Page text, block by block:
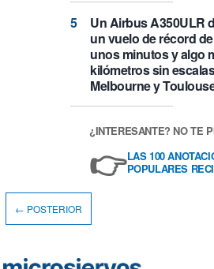
Un Airbus A350ULR
un vuelo de récord
unos minutos y algo
kilómetros sin
Melbourne y
¿INTERESANTE? NO TE
👉LAS 100
POPULARES
← POSTERIOR